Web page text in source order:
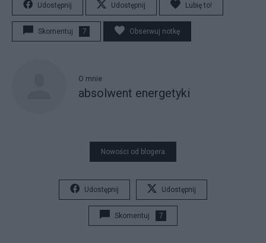
Udostępnij Udostępnij Lubię to!
Skomentuj 7 Obserwuj notkę
O mnie
absolwent energetyki
Nowości od blogera
Udostępnij Udostępnij
Skomentuj 7